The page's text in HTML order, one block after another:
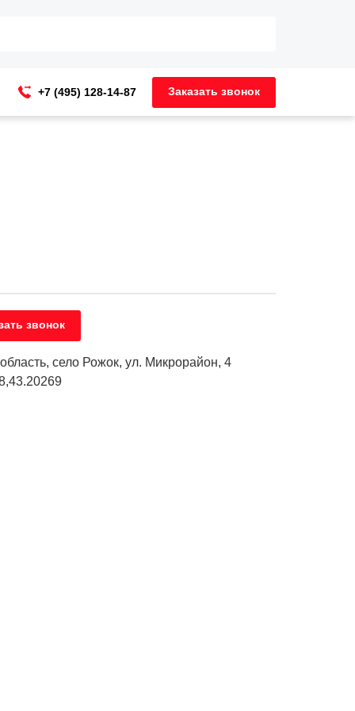
+7 (495) 128-14-87 Заказать звонок
звонок
село Рожок, ул. Микрорайон, 4